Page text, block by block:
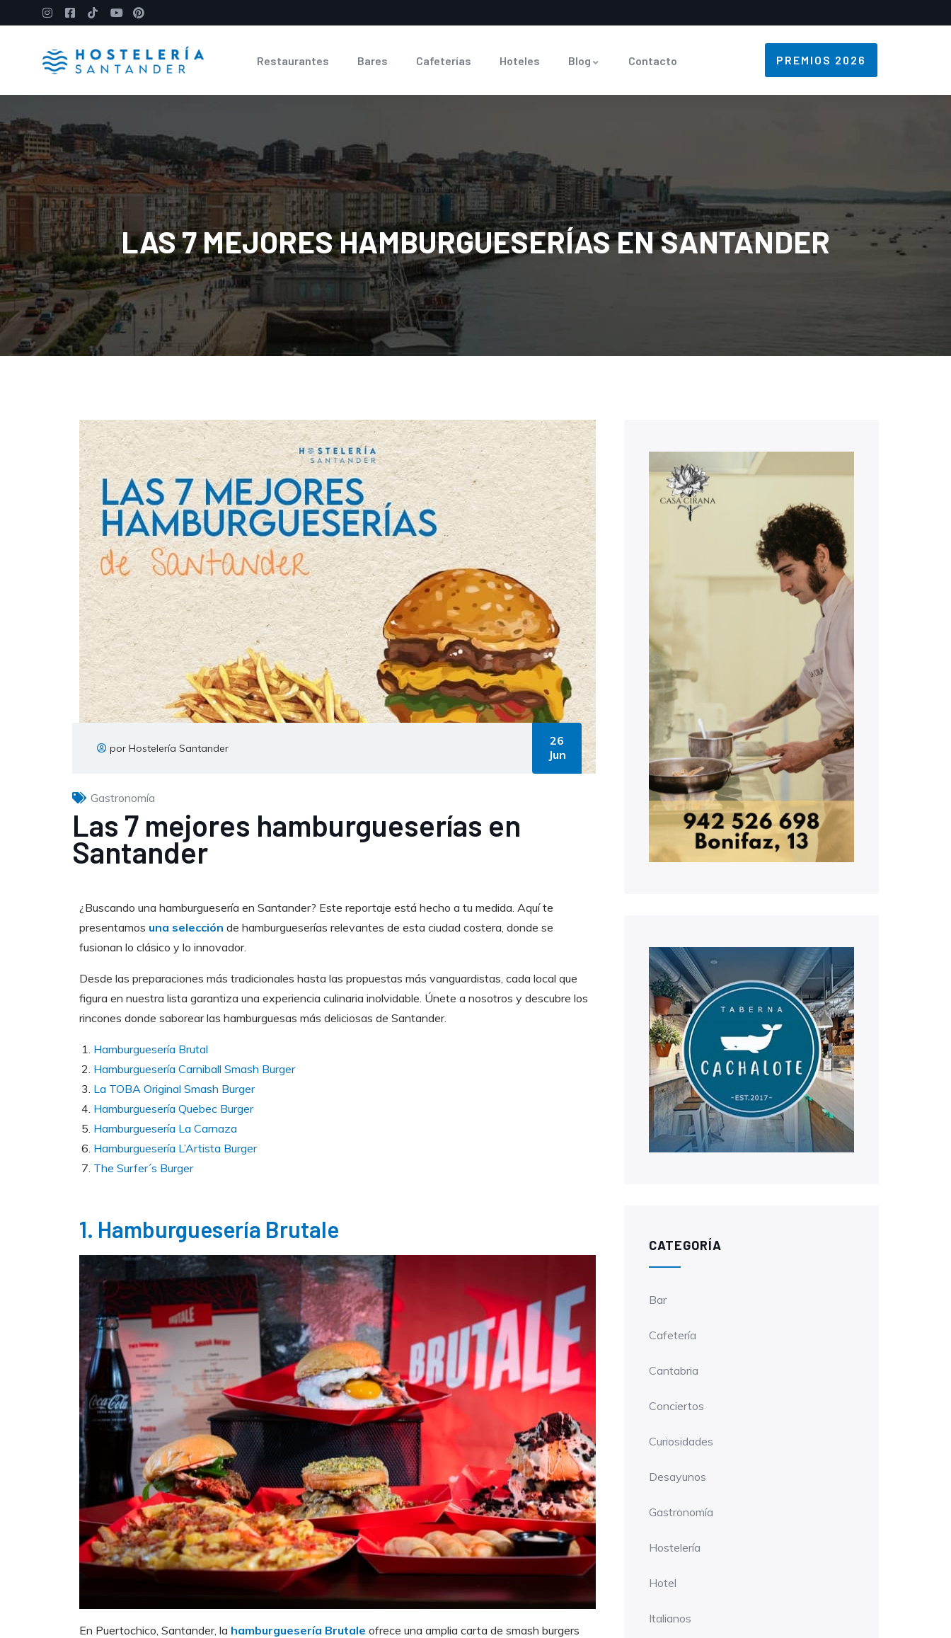
Restaurantes Bares Cafeterías Hoteles Blog Contacto PREMIOS 2026
LAS 7 MEJORES HAMBURGUESERÍAS EN SANTANDER
por Hostelería Santander
26
Jun
Gastronomía
Las 7 mejores hamburgueserías en
Santander
¿Buscando una hamburguesería en Santander? Este reportaje está hecho a tu medida. Aquí te
presentamos una selección de hamburgueserías relevantes de esta ciudad costera, donde se
fusionan lo clásico y lo innovador.
Desde las preparaciones más tradicionales hasta las propuestas más vanguardistas, cada local que
figura en nuestra lista garantiza una experiencia culinaria inolvidable. Únete a nosotros y descubre los
rincones donde saborear las hamburguesas más deliciosas de Santander.
Hamburguesería Brutal
Hamburguesería Carniball Smash Burger
La TOBA Original Smash Burger
Hamburguesería Quebec Burger
Hamburguesería La Carnaza
Hamburguesería L’Artista Burger
The Surfer´s Burger
1. Hamburguesería Brutale
En Puertochico, Santander, la hamburguesería Brutale ofrece una amplia carta de smash burgers
CATEGORÍA
Bar
Cafetería
Cantabria
Conciertos
Curiosidades
Desayunos
Gastronomía
Hostelería
Hotel
Italianos